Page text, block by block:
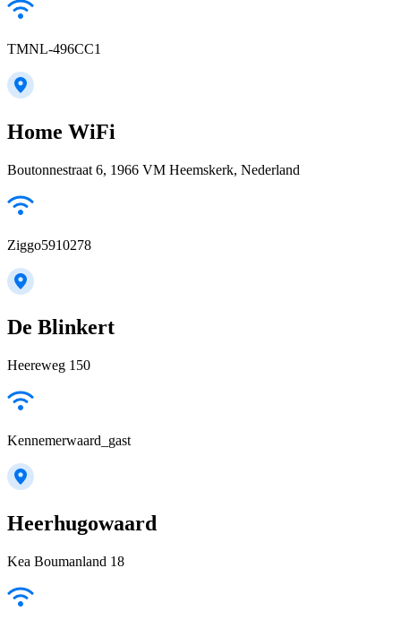
TMNL-496CC1
Home WiFi
Boutonnestraat 6, 1966 VM Heemskerk, Nederland
Ziggo5910278
De Blinkert
Heereweg 150
Kennemerwaard_gast
Heerhugowaard
Kea Boumanland 18